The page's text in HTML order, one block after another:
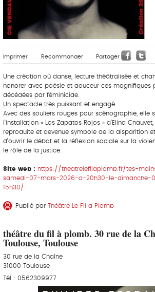
Imprimer Recommander Partager
Une création où danse, lecture théâtralisée et
honorer avec poésie et douceur ces magnifiques
décédées par féminicide.
Un spectacle très puissant et engagé.
Avec des souliers rouges pour scénographie, elle
l’installation « Los Zapatos Rojos » d’Elina
reproduite et devenue symbole de la disparition
d’ouvrir le débat et la réflexion sociale sur la
le rôle de la justice.
Site web : https://theatrelefilaplomb.fr/tes-
samedi-07-mars-2026-a-20h30-le-dimanche-
15h30/
Publié par Théâtre Le Fil a Plomb
théâtre du fil à plomb. 30 rue de la
Toulouse, Toulouse
30 rue de la Chaîne
31000 Toulouse
Tél : 0562309977